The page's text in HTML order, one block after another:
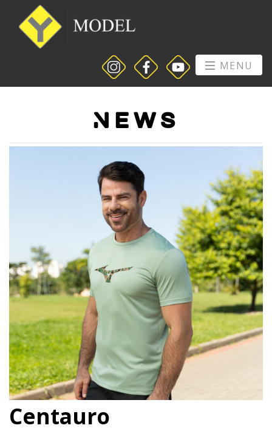
MENU
News
Centauro